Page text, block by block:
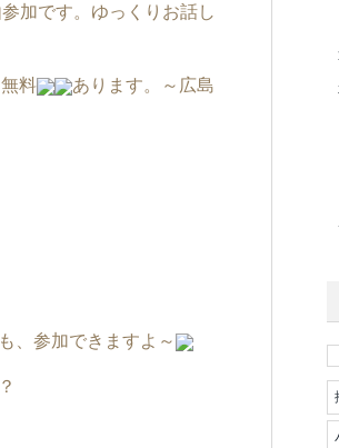
加です。ゆっくりお話し
料
あります。～広島
、参加できますよ～